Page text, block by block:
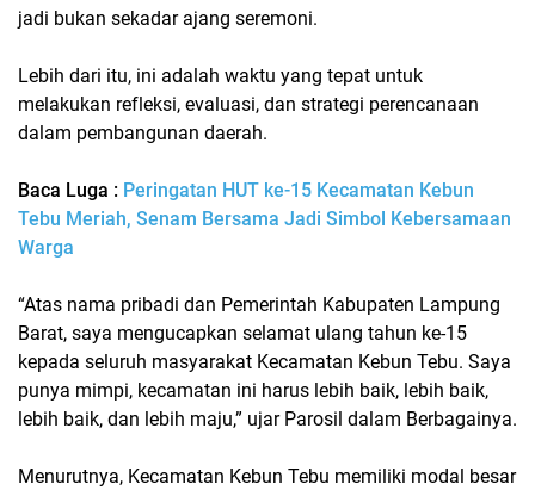
jadi bukan sekadar ajang seremoni.
Lebih dari itu, ini adalah waktu yang tepat untuk
melakukan refleksi, evaluasi, dan strategi perencanaan
dalam pembangunan daerah.
Baca Luga : Peringatan HUT ke-15 Kecamatan Kebun
Tebu Meriah, Senam Bersama Jadi Simbol Kebersamaan
Warga
“Atas nama pribadi dan Pemerintah Kabupaten Lampung
Barat, saya mengucapkan selamat ulang tahun ke-15
kepada seluruh masyarakat Kecamatan Kebun Tebu. Saya
punya mimpi, kecamatan ini harus lebih baik, lebih baik,
lebih baik, dan lebih maju,” ujar Parosil dalam Berbagainya.
Menurutnya, Kecamatan Kebun Tebu memiliki modal besar